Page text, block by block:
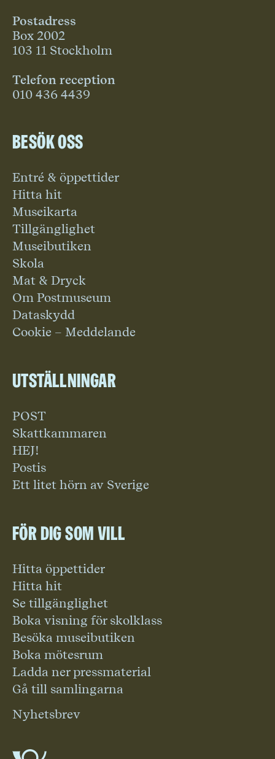
Postadress
Box 2002
103 11 Stockholm
Telefon reception
010 436 4439
Besök oss
Entré & öppettider
Hitta hit
Museikarta
Tillgänglighet
Museibutiken
Skola
Mat & Dryck
Om Postmuseum
Dataskydd
Cookie – Meddelande
Utställningar
POST
Skattkammaren
HEJ!
Postis
Ett litet hörn av Sverige
För dig som vill
Hitta öppettider
Hitta hit
Se tillgänglighet
Boka visning för skolklass
Besöka museibutiken
Boka mötesrum
Ladda ner pressmaterial
Gå till samlingarna
Nyhetsbrev